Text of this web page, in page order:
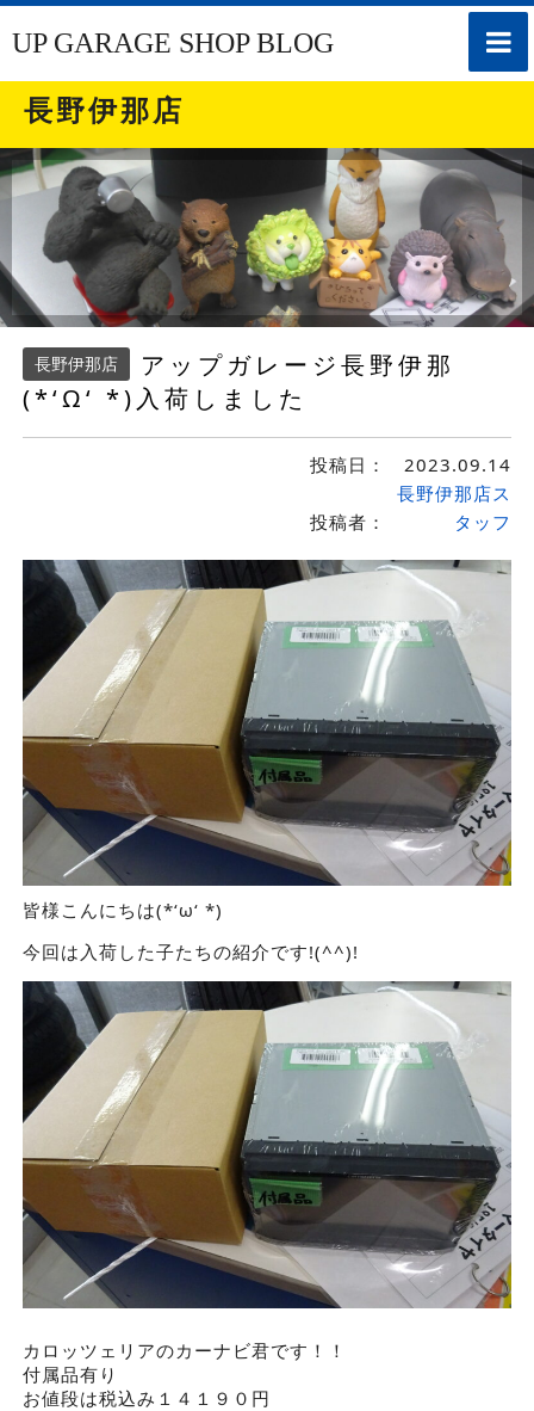
toggle
UP GARAGE SHOP BLOG
長野伊那店
長野伊那店
アップガレージ長野伊那
(*‘Ω‘ *)入荷しました
投稿日： 2023.09.14
投稿者：
長野伊那店ス
タッフ
皆様こんにちは(*‘ω‘ *)
今回は入荷した子たちの紹介です!(^^)!
カロッツェリアのカーナビ君です！！
付属品有り
お値段は税込み１４１９０円